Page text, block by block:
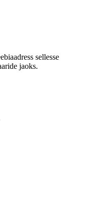
sellesse
jaoks.